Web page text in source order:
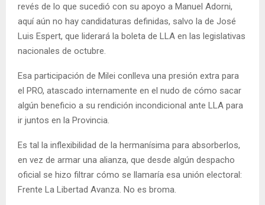
revés de lo que sucedió con su apoyo a Manuel Adorni,
aquí aún no hay candidaturas definidas, salvo la de José
Luis Espert, que liderará la boleta de LLA en las legislativas
nacionales de octubre.
Esa participación de Milei conlleva una presión extra para
el PRO, atascado internamente en el nudo de cómo sacar
algún beneficio a su rendición incondicional ante LLA para
ir juntos en la Provincia.
Es tal la inflexibilidad de la hermanísima para absorberlos,
en vez de armar una alianza, que desde algún despacho
oficial se hizo filtrar cómo se llamaría esa unión electoral:
Frente La Libertad Avanza. No es broma.